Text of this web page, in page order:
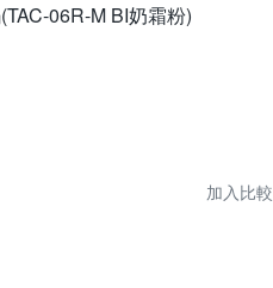
06R-M BI奶霜粉)
加入比較